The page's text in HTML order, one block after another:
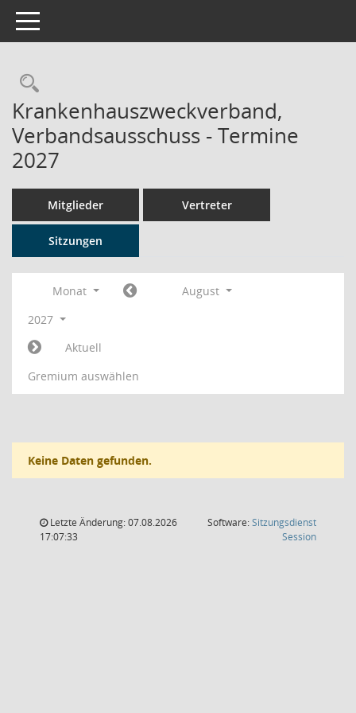
Toggle navigation
Rechercheauswahl
Krankenhauszweckverband,
Verbandsausschuss - Termine
2027
Mitglieder Vertreter
Sitzungen
Monat
August
2027
Aktuell
Gremium auswählen
Keine Daten gefunden.
Letzte Änderung: 07.08.2026
17:07:33
Software:Sitzungsdienst
Session(Wird in